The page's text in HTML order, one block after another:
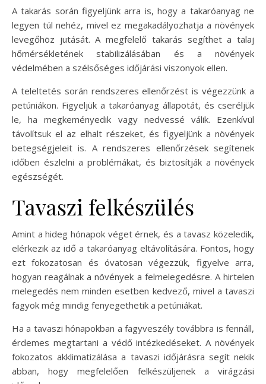
A takarás során figyeljünk arra is, hogy a takaróanyag ne
legyen túl nehéz, mivel ez megakadályozhatja a növények
levegőhöz jutását. A megfelelő takarás segíthet a talaj
hőmérsékletének stabilizálásában és a növények
védelmében a szélsőséges időjárási viszonyok ellen.
A teleltetés során rendszeres ellenőrzést is végezzünk a
petúniákon. Figyeljük a takaróanyag állapotát, és cseréljük
le, ha megkeményedik vagy nedvessé válik. Ezenkívül
távolítsuk el az elhalt részeket, és figyeljünk a növények
betegségjeleit is. A rendszeres ellenőrzések segítenek
időben észlelni a problémákat, és biztosítják a növények
egészségét.
Tavaszi felkészülés
Amint a hideg hónapok véget érnek, és a tavasz közeledik,
elérkezik az idő a takaróanyag eltávolítására. Fontos, hogy
ezt fokozatosan és óvatosan végezzük, figyelve arra,
hogyan reagálnak a növények a felmelegedésre. A hirtelen
melegedés nem minden esetben kedvező, mivel a tavaszi
fagyok még mindig fenyegethetik a petúniákat.
Ha a tavaszi hónapokban a fagyveszély továbbra is fennáll,
érdemes megtartani a védő intézkedéseket. A növények
fokozatos akklimatizálása a tavaszi időjárásra segít nekik
abban, hogy megfelelően felkészüljenek a virágzási